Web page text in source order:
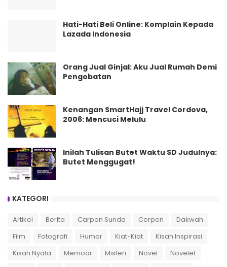
Hati-Hati Beli Online: Komplain Kepada
Lazada Indonesia
Orang Jual Ginjal: Aku Jual Rumah Demi
Pengobatan
Kenangan SmartHajj Travel Cordova,
2006: Mencuci Melulu
Inilah Tulisan Butet Waktu SD Judulnya:
Butet Menggugat!
KATEGORI
Artikel Berita Carpon Sunda Cerpen
Dakwah
Film
Fotografi Humor Kiat-Kiat
Kisah Inspirasi
Kisah Nyata
Memoar Misteri Novel
Novelet